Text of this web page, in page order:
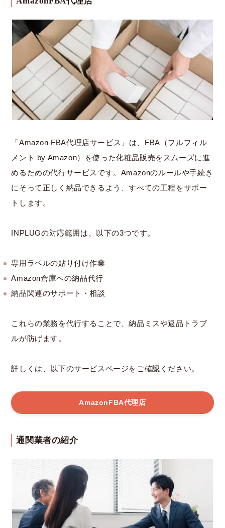
「Amazon FBA代理店サービス」は、FBA（フルフィル
メント by Amazon）を使った化粧品販売をスムーズに進
めるための代行サービスです。Amazonのルールや手続き
にそって正しく納品できるよう、すべての工程をサポー
トします。
INPLUGの対応範囲は、以下の3つです。
専用ラベルの貼り付け作業
Amazon倉庫への納品代行
納品関連のサポート・相談
これらの業務を代行することで、納品ミスや返品トラブ
ルが防げます。
詳しくは、以下のサービスページをご確認ください。
AmazonFBA代理店
通関業者の紹介